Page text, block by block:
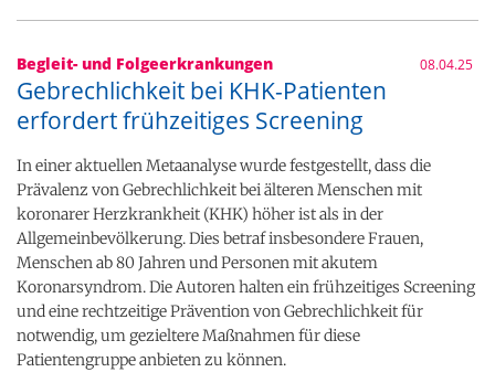
Begleit- und Folgeerkrankungen 08.04.25
Gebrechlichkeit bei KHK-Patienten
erfordert frühzeitiges Screening
In einer aktuellen Metaanalyse wurde festgestellt, dass die
Prävalenz von Gebrechlichkeit bei älteren Menschen mit
koronarer Herzkrankheit (KHK) höher ist als in der
Allgemeinbevölkerung. Dies betraf insbesondere Frauen,
Menschen ab 80 Jahren und Personen mit akutem
Koronarsyndrom. Die Autoren halten ein frühzeitiges Screening
und eine rechtzeitige Prävention von Gebrechlichkeit für
notwendig, um gezieltere Maßnahmen für diese
Patientengruppe anbieten zu können.